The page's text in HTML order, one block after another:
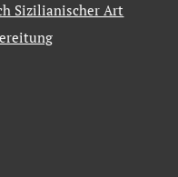
Sizilianischer Art